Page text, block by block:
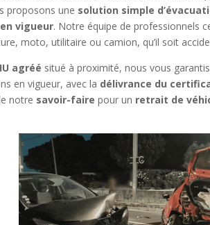
proposons une solution simple
vigueur. Notre équipe de professionnels
moto, utilitaire ou camion, qu’il soit
agréé situé à proximité, nous vous
en vigueur, avec la délivrance du
notre savoir-faire pour un retrait de